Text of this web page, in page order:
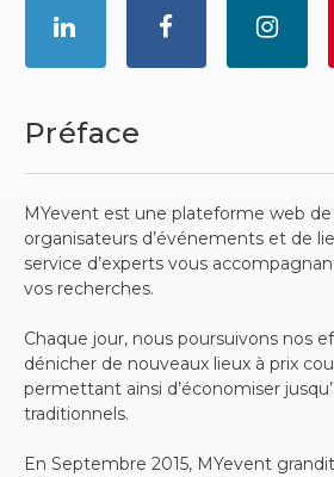
Préface
MYevent est une plateforme web
organisateurs d’événements et de
service d’experts vous
vos recherches.
Chaque jour, nous poursuivons nos
dénicher de nouveaux lieux à prix
permettant ainsi d’économiser
traditionnels.
En Septembre 2015, MYevent